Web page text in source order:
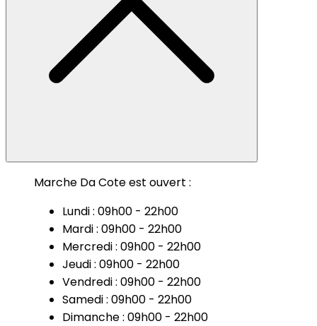
Marche Da Cote est ouvert :
Lundi : 09h00 - 22h00
Mardi : 09h00 - 22h00
Mercredi : 09h00 - 22h00
Jeudi : 09h00 - 22h00
Vendredi : 09h00 - 22h00
Samedi : 09h00 - 22h00
Dimanche : 09h00 - 22h00